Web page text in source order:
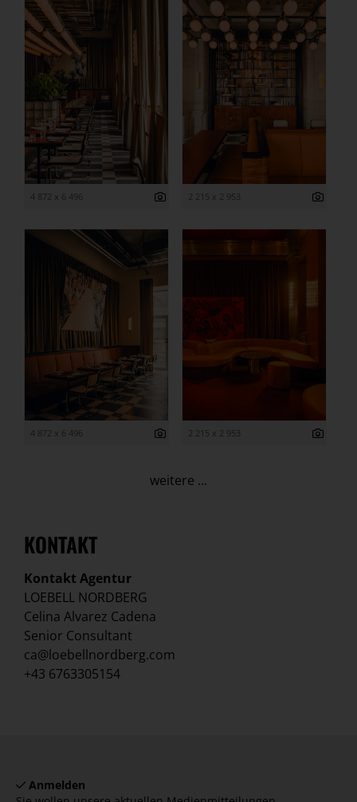
4 872 x 6 496 2 215 x 2 953
4 872 x 6 496 2 215 x 2 953
weitere ...
KONTAKT
Kontakt Agentur
LOEBELL NORDBERG
Celina Alvarez Cadena
Senior Consultant
ca@loebellnordberg.com
+43 6763305154
Anmelden